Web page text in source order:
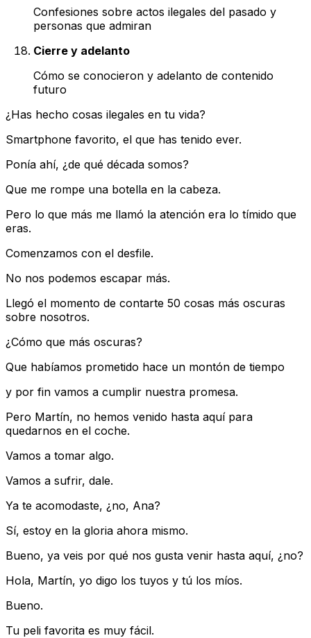
Confesiones sobre actos ilegales del pasado y
personas que admiran
Cierre y adelanto
Cómo se conocieron y adelanto de contenido
futuro
¿Has hecho cosas ilegales en tu vida?
Smartphone favorito, el que has tenido ever.
Ponía ahí, ¿de qué década somos?
Que me rompe una botella en la cabeza.
Pero lo que más me llamó la atención era lo tímido que
eras.
Comenzamos con el desfile.
No nos podemos escapar más.
Llegó el momento de contarte 50 cosas más oscuras
sobre nosotros.
¿Cómo que más oscuras?
Que habíamos prometido hace un montón de tiempo
y por fin vamos a cumplir nuestra promesa.
Pero Martín, no hemos venido hasta aquí para
quedarnos en el coche.
Vamos a tomar algo.
Vamos a sufrir, dale.
Ya te acomodaste, ¿no, Ana?
Sí, estoy en la gloria ahora mismo.
Bueno, ya veis por qué nos gusta venir hasta aquí, ¿no?
Hola, Martín, yo digo los tuyos y tú los míos.
Bueno.
Tu peli favorita es muy fácil.